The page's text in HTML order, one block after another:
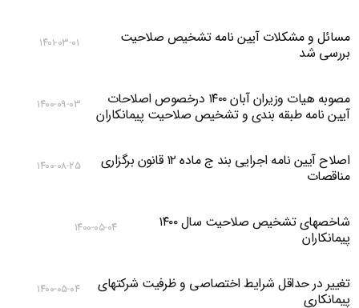
مسائل و مشکلات آیین نامه تشخیص صلاحیت
بررسی شد
۱۴۰۱-۰۳-۰۱
مصوبه هیات وزیران آبان ۱۴۰۰ درخصوص اصلاحات
آیین نامه طبقه بندی و تشخیص صلاحیت پیمانکاران
۱۴۰۰-۰۹-۰۳
اصلاح آیین نامه اجرایی بند ج ماده ۱۲ قانون برگزاری
مناقصات
۱۴۰۰-۰۸-۲۵
شاخصهای تشخیص صلاحیت سال ۱۴۰۰
پیمانکاران
۱۴۰۰-۰۵-۰۴
تغییر در حداقل شرایط اختصاصی و ظرفیت شرکتهای
پیمانکاری
۱۴۰۰-۰۵-۰۴